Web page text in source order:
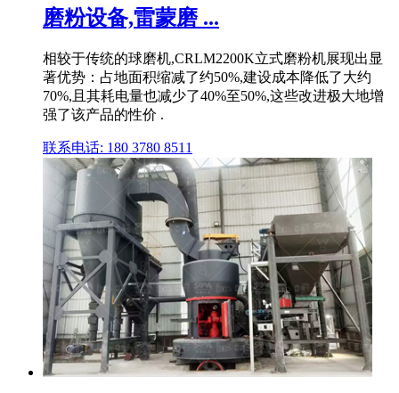
磨粉设备,雷蒙磨 ...
相较于传统的球磨机,CRLM2200K立式磨粉机展现出显
著优势：占地面积缩减了约50%,建设成本降低了大约
70%,且其耗电量也减少了40%至50%,这些改进极大地增
强了该产品的性价 .
联系电话: 180 3780 8511